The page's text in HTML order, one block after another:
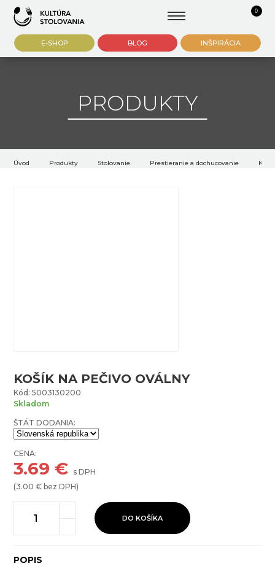
0
E-SHOP BLOG INŠPIRÁCIA
PRODUKTY
Úvod Produkty Stolovanie Prestieranie a dochucovanie
KOŠÍK NA PEČIVO OVÁLNY
Kód: 5003130200
Skladom
ŠTÁT DODANIA:
CENA:
3.69 € s DPH
(3.00 € bez DPH)
DO KOŠÍKA
POPIS